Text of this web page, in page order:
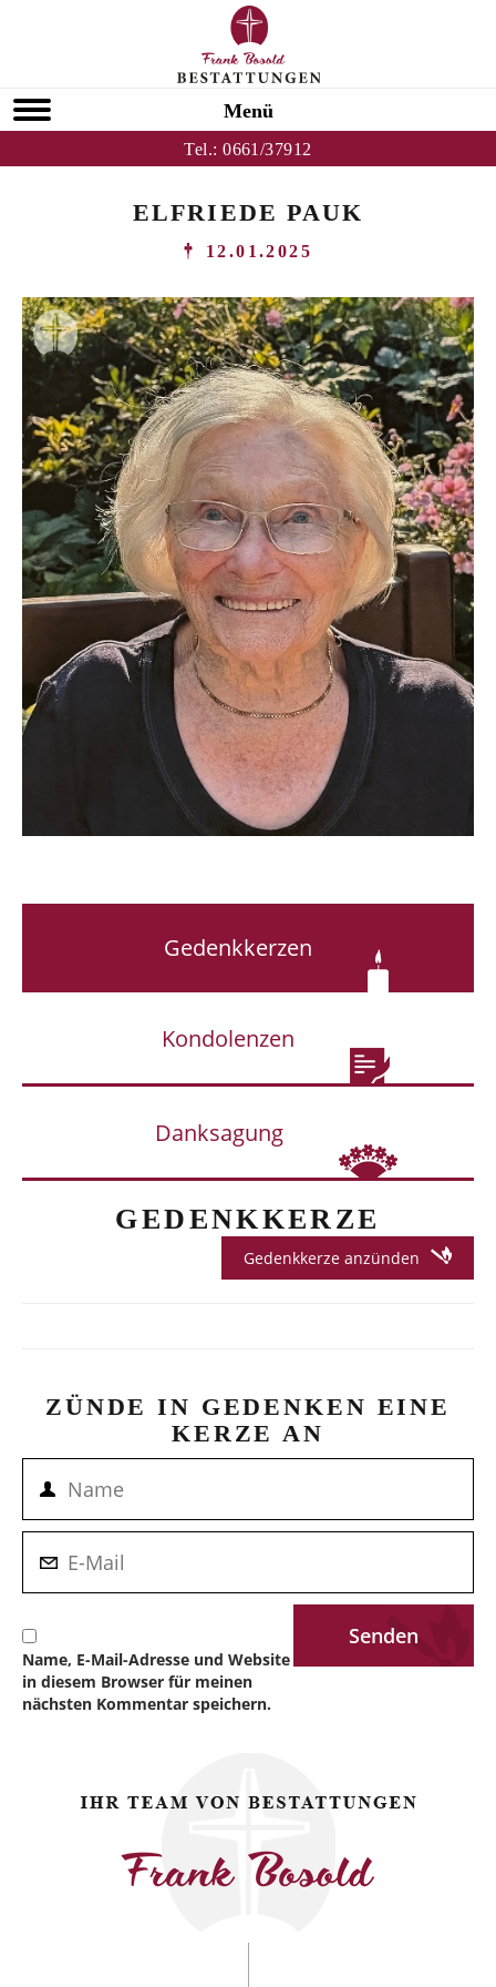
Menü
Tel.:0661/37912
ELFRIEDE PAUK
12.01.2025
Gedenkkerzen
Kondolenzen
Danksagung
GEDENKKERZE
Gedenkkerze anzünden
ZÜNDE IN GEDENKEN EINE
KERZE AN
Name, E-Mail-Adresse und Website
in diesem Browser für meinen
nächsten Kommentar speichern.